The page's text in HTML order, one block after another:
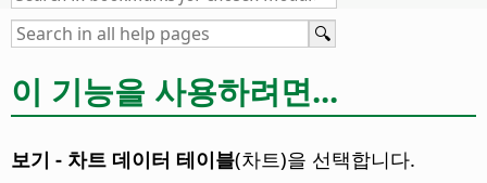
이 기능을 사용하려면...
보기 - 차트 데이터 테이블(차트)을 선택합니다.